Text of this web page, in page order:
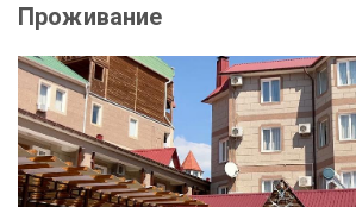
Проживание